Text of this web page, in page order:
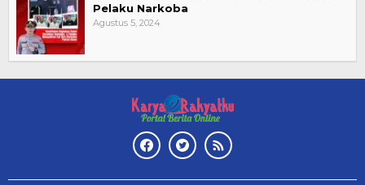
Pelaku Narkoba
Agustus 5, 2024